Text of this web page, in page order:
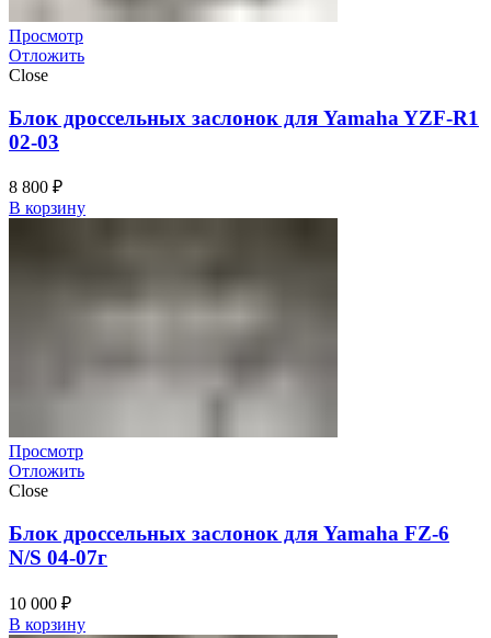
Просмотр
Отложить
Close
Блок дроссельных заслонок для Yamaha YZF-R1
02-03
8 800 ₽
В корзину
Просмотр
Отложить
Close
Блок дроссельных заслонок для Yamaha FZ-6
N/S 04-07г
10 000 ₽
В корзину